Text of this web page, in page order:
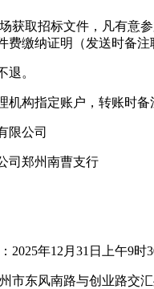
获取招标文件，凡有意
缴纳证明（发送时备注
退。
构指定账户，转账时
限公司
司郑州南曹支行
年12月31日上午9时
市东风南路与创业路交